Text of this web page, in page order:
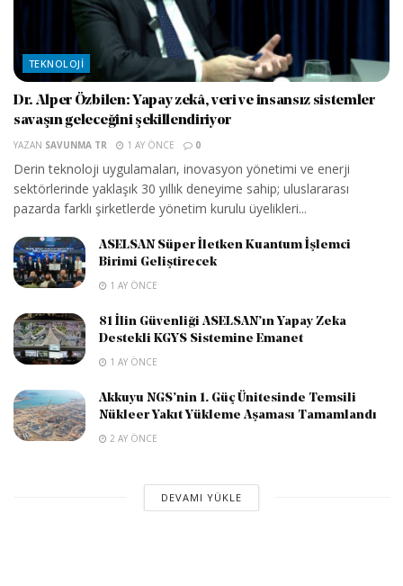
TEKNOLOJI
Dr. Alper Özbilen: Yapay zekâ, veri ve insansız sistemler
savaşın geleceğini şekillendiriyor
YAZAN SAVUNMA TR 1 AY ÖNCE 0
Derin teknoloji uygulamaları, inovasyon yönetimi ve enerji
sektörlerinde yaklaşık 30 yıllık deneyime sahip; uluslararası
pazarda farklı şirketlerde yönetim kurulu üyelikleri...
ASELSAN Süper İletken Kuantum İşlemci
Birimi Geliştirecek
1 AY ÖNCE
81 İlin Güvenliği ASELSAN’ın Yapay Zeka
Destekli KGYS Sistemine Emanet
1 AY ÖNCE
Akkuyu NGS’nin 1. Güç Ünitesinde Temsili
Nükleer Yakıt Yükleme Aşaması Tamamlandı
2 AY ÖNCE
DEVAMI YÜKLE